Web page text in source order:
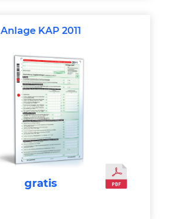
Anlage KAP 2011
gratis